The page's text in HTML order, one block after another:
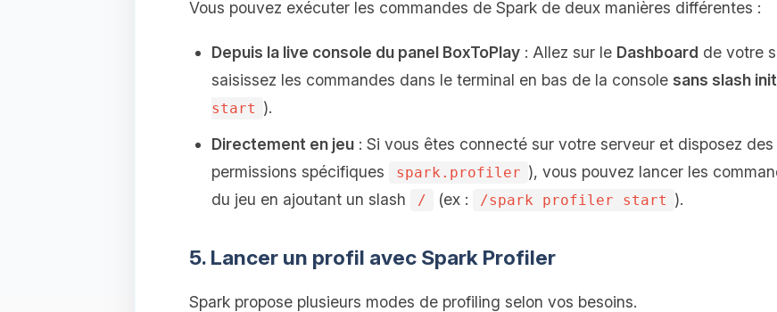
Vous pouvez exécuter les commandes de Spark de deux manières différentes :
Depuis la live console du panel BoxToPlay: Allez sur le Dashboard de votre
saisissez les commandes dans le terminal en bas de la console sans slash
start ).
Directement en jeu: Si vous êtes connecté sur votre serveur et disposez des
permissions spécifiques
spark.profiler ), vous pouvez lancer les
du jeu en ajoutant un slash
/ (ex : /spark profiler start ).
5. Lancer un profil avec Spark Profiler
Spark propose plusieurs modes de profiling selon vos besoins.